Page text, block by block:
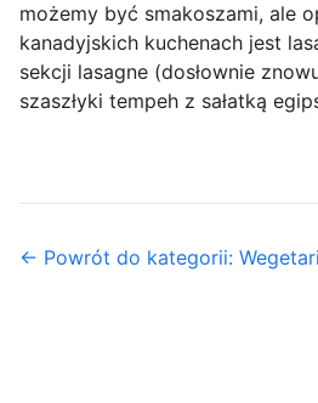
możemy być smakoszami, ale
kanadyjskich kuchenach jest
sekcji lasagne (dosłownie
szaszłyki tempeh z sałatką
← Powrót do kategorii: